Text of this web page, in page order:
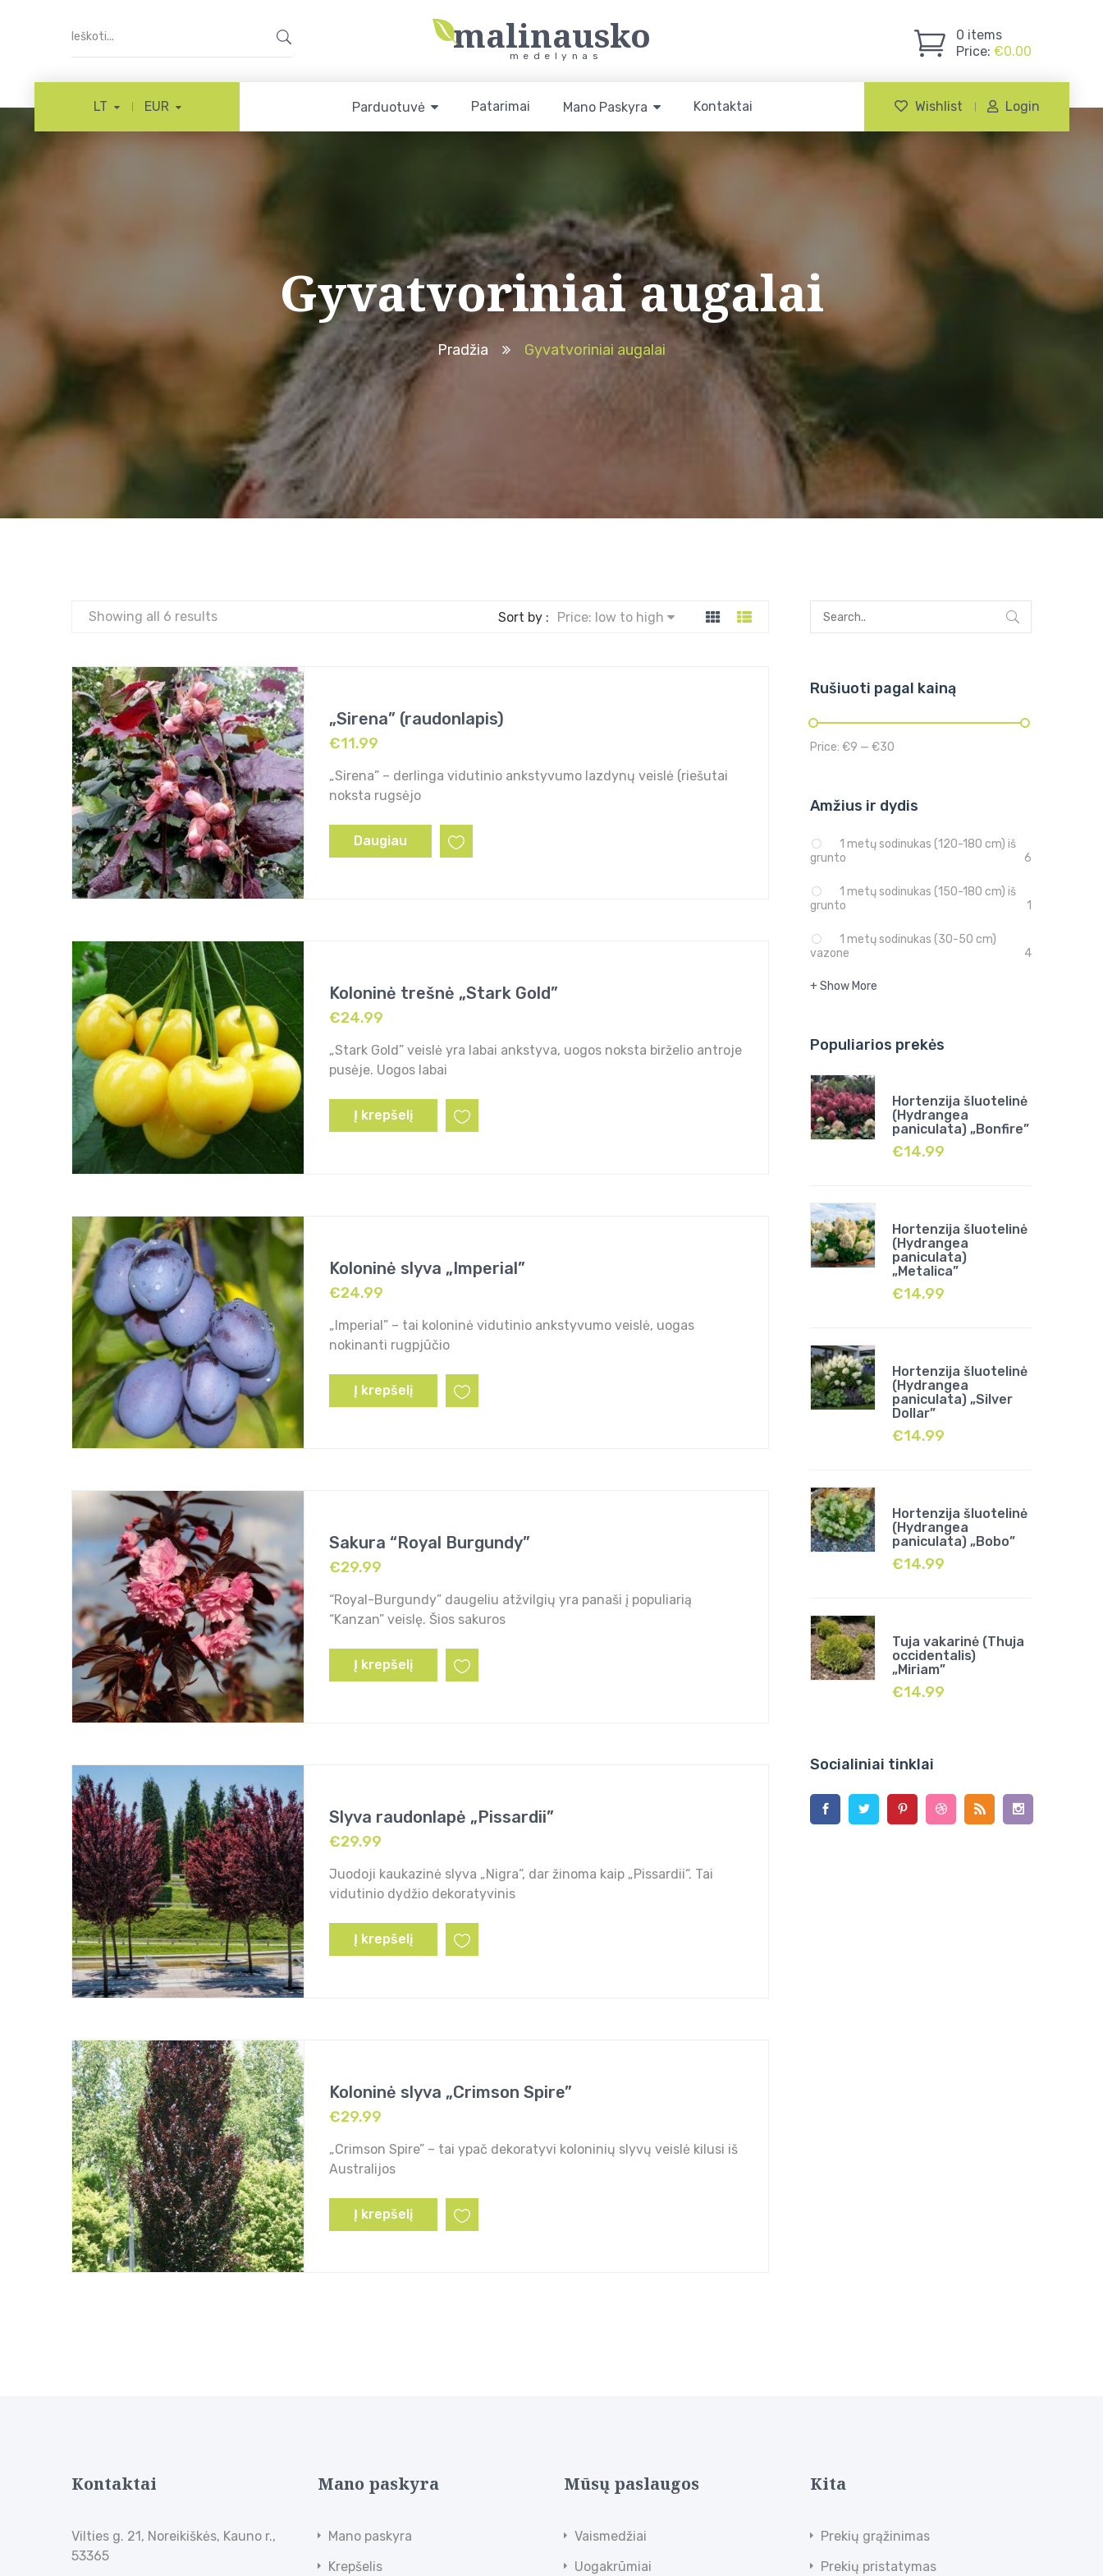
malinausko
medelynas
0 items
Price: €0.00
LT EUR Parduotuvė Patarimai Mano Paskyra Kontaktai Wishlist Login
Gyvatvoriniai augalai
Pradžia Gyvatvoriniai augalai
Showing all 6 results Sort by : Price: low to high
„Sirena” (raudonlapis)
€11.99
„Sirena” – derlinga vidutinio ankstyvumo lazdynų veislė (riešutai
noksta rugsėjo
Daugiau
Koloninė trešnė „Stark Gold”
€24.99
„Stark Gold” veislė yra labai ankstyva, uogos noksta birželio antroje
pusėje. Uogos labai
Į krepšelį
Koloninė slyva „Imperial”
€24.99
„Imperial” – tai koloninė vidutinio ankstyvumo veislė, uogas
nokinanti rugpjūčio
Į krepšelį
Sakura “Royal Burgundy”
€29.99
“Royal-Burgundy” daugeliu atžvilgių yra panaši į populiarią
“Kanzan” veislę. Šios sakuros
Į krepšelį
Slyva raudonlapė „Pissardii”
€29.99
Juodoji kaukazinė slyva „Nigra“, dar žinoma kaip „Pissardii“. Tai
vidutinio dydžio dekoratyvinis
Į krepšelį
Koloninė slyva „Crimson Spire”
€29.99
„Crimson Spire” – tai ypač dekoratyvi koloninių slyvų veislė kilusi iš
Australijos
Į krepšelį
Rušiuoti pagal kainą
Price: €9 — €30
Amžius ir dydis
1 metų sodinukas (120-180 cm) iš
grunto
6
1 metų sodinukas (150-180 cm) iš
grunto
1
1 metų sodinukas (30-50 cm)
vazone
4
+ Show More
Populiarios prekės
Hortenzija šluotelinė
(Hydrangea
paniculata) „Bonfire”
€14.99
Hortenzija šluotelinė
(Hydrangea
paniculata)
„Metalica”
€14.99
Hortenzija šluotelinė
(Hydrangea
paniculata) „Silver
Dollar”
€14.99
Hortenzija šluotelinė
(Hydrangea
paniculata) „Bobo”
€14.99
Tuja vakarinė (Thuja
occidentalis)
„Miriam”
€14.99
Socialiniai tinklai
Kontaktai
Vilties g. 21, Noreikiškės, Kauno r.,
53365
Mano paskyra
Mano paskyra
Krepšelis
Mūsų paslaugos
Vaismedžiai
Uogakrūmiai
Kita
Prekių grąžinimas
Prekių pristatymas